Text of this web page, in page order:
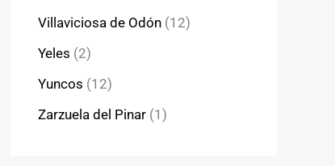
Villaviciosa de Odón (12)
Yeles (2)
Yuncos (12)
Zarzuela del Pinar (1)